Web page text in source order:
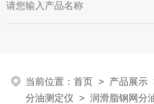
当前位置：首页 > 产品展示
分油测定仪 > 润滑脂钢网分